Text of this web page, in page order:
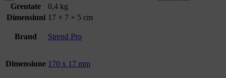
Greutate
0,4 kg
Dimensiuni 17 × 7 × 5 cm
Brand Strend Pro
Dimensiune 170 x 17 mm